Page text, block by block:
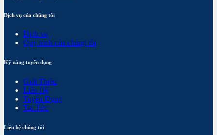
Dịch vụ của chúng tôi
Dịch vụ
Quy trình của chúng tôi
Kỹ năng tuyển dụng
Giới Thiệu
Liên Hệ
Tuyển Dụng
Tin Tức
Liên hệ chúng tôi